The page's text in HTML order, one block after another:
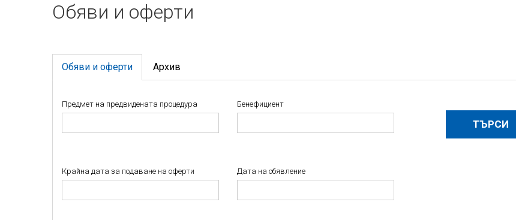
Обяви и оферти
Обяви и оферти Архив
Предмет на предвидената процедура Бенефициент
Крайна дата за подаване на оферти Дата на обявление